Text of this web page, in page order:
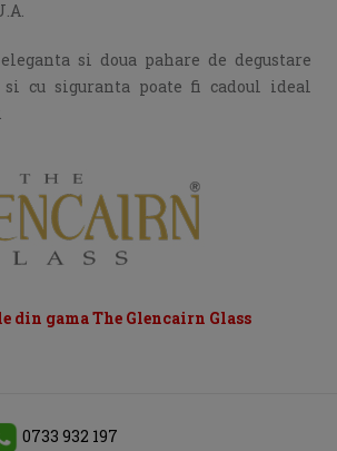
si doua pahare de degustare
cu siguranta poate fi cadoul ideal
din gama The Glencairn Glass
0733 932 197